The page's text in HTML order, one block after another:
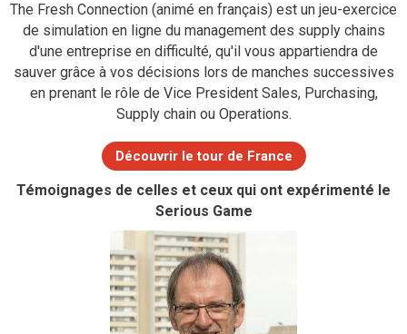
The Fresh Connection (animé en français) est un jeu-exercice
de simulation en ligne du management des supply chains
d'une entreprise en difficulté, qu'il vous appartiendra de
sauver grâce à vos décisions lors de manches successives
en prenant le rôle de Vice President Sales, Purchasing,
Supply chain ou Operations.
Découvrir le tour de France
Témoignages de celles et ceux qui ont expérimenté le
Serious Game